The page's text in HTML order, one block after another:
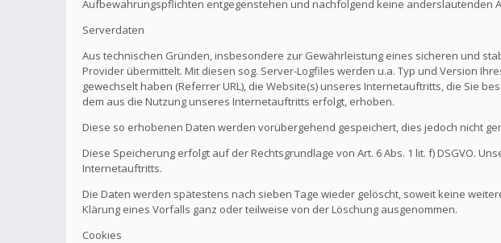
Aufbewahrungspflichten entgegenstehen und nachfolgend keine anderslautenden
Serverdaten
Aus technischen Gründen, insbesondere zur Gewährleistung eines sicheren und
Provider übermittelt. Mit diesen sog. Server-Logfiles werden u.a. Typ und Version
gewechselt haben (Referrer URL), die Website(s) unseres Internetauftritts, die Sie
dem aus die Nutzung unseres Internetauftritts erfolgt, erhoben.
Diese so erhobenen Daten werden vorübergehend gespeichert, dies jedoch nicht
Diese Speicherung erfolgt auf der Rechtsgrundlage von Art. 6 Abs. 1 lit. f) DSGVO.
Internetauftritts.
Die Daten werden spätestens nach sieben Tage wieder gelöscht, soweit keine
Klärung eines Vorfalls ganz oder teilweise von der Löschung ausgenommen.
Cookies